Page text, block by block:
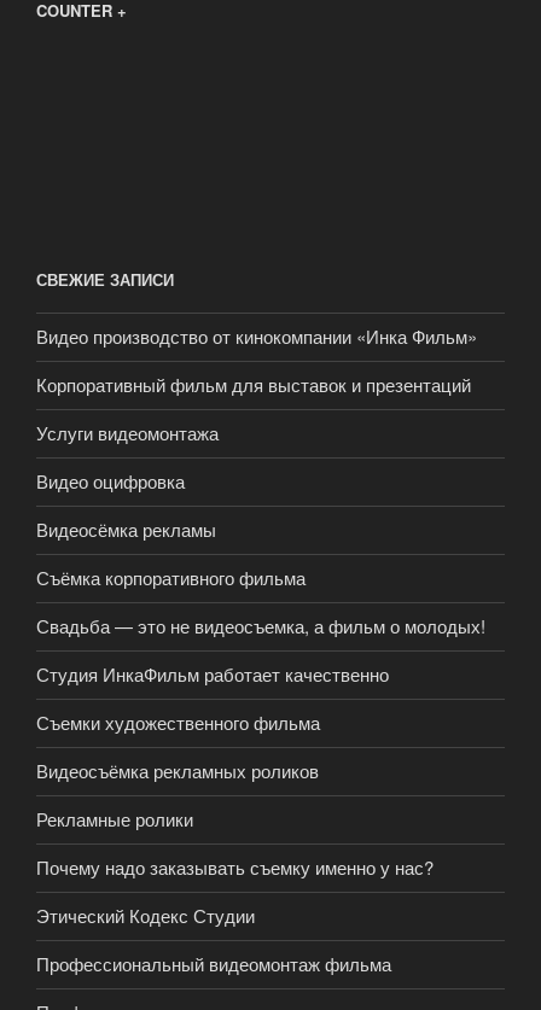
COUNTER +
СВЕЖИЕ ЗАПИСИ
Видео производство от кинокомпании «Инка Фильм»
Корпоративный фильм для выставок и презентаций
Услуги видеомонтажа
Видео оцифровка
Видеосёмка рекламы
Съёмка корпоративного фильма
Свадьба — это не видеосъемка, а фильм о молодых!
Студия ИнкаФильм работает качественно
Съемки художественного фильма
Видеосъёмка рекламных роликов
Рекламные ролики
Почему надо заказывать съемку именно у нас?
Этический Кодекс Студии
Профессиональный видеомонтаж фильма